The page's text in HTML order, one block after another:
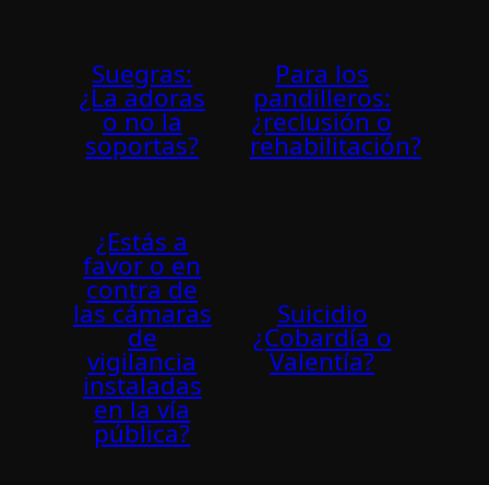
Suegras:
¿La adoras
o no la
soportas?
Para los
pandilleros:
¿reclusión o
rehabilitación?
¿Estás a
favor o en
contra de
las cámaras
de
vigilancia
instaladas
en la ví­a
pública?
Suicidio
¿Cobardía o
Valentía?